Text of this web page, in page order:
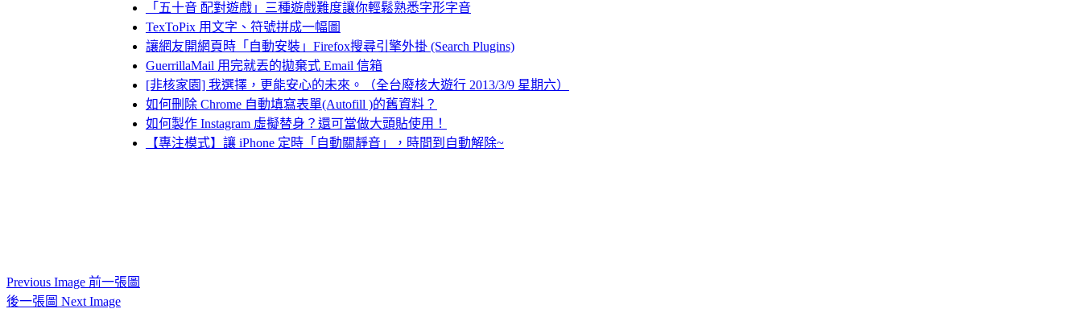
「五十音 配對遊戲」三種遊戲難度讓你輕鬆熟悉字形字音
TexToPix 用文字、符號拼成一幅圖
讓網友開網頁時「自動安裝」Firefox搜尋引擎外掛 (Search Plugins)
GuerrillaMail 用完就丟的拋棄式 Email 信箱
[非核家園] 我選擇，更能安心的未來。（全台廢核大遊行 2013/3/9 星期六）
如何刪除 Chrome 自動填寫表單(Autofill )的舊資料？
如何製作 Instagram 虛擬替身？還可當做大頭貼使用！
【專注模式】讓 iPhone 定時「自動關靜音」，時間到自動解除~
Previous Image 前一張圖
後一張圖 Next Image